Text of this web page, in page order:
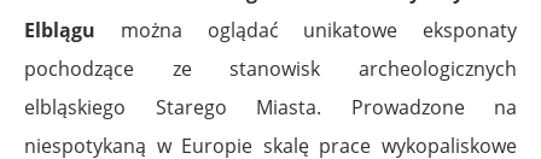
Elblągu można oglądać unikatowe eksponaty
pochodzące ze stanowisk archeologicznych
elbląskiego Starego Miasta. Prowadzone na
niespotykaną w Europie skalę prace wykopaliskowe